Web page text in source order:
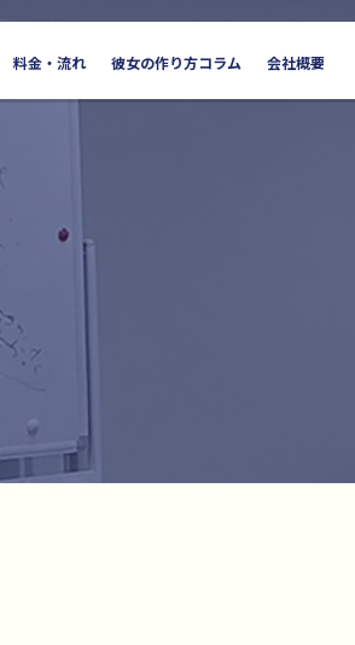
料金・流れ 彼女の作り方コラム 会社概要